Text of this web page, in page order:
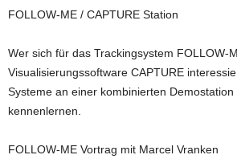
FOLLOW-ME / CAPTURE Station
Wer sich für das Trackingsystem FOLLOW-
Visualisierungssoftware CAPTURE
Systeme an einer kombinierten
kennenlernen.
FOLLOW-ME Vortrag mit Marcel Vranken